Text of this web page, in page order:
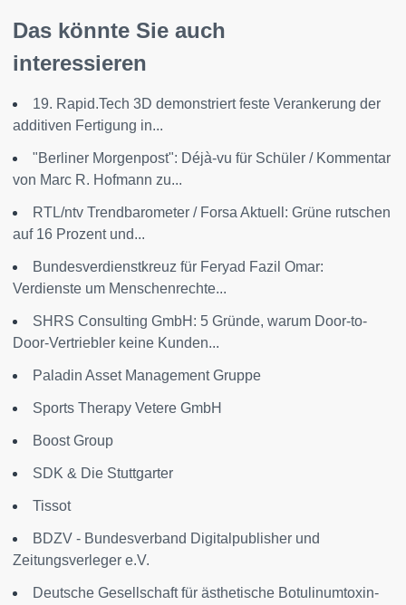
Das könnte Sie auch
interessieren
19. Rapid.Tech 3D demonstriert feste Verankerung der
additiven Fertigung in...
"Berliner Morgenpost": Déjà-vu für Schüler / Kommentar
von Marc R. Hofmann zu...
RTL/ntv Trendbarometer / Forsa Aktuell: Grüne rutschen
auf 16 Prozent und...
Bundesverdienstkreuz für Feryad Fazil Omar:
Verdienste um Menschenrechte...
SHRS Consulting GmbH: 5 Gründe, warum Door-to-
Door-Vertriebler keine Kunden...
Paladin Asset Management Gruppe
Sports Therapy Vetere GmbH
Boost Group
SDK & Die Stuttgarter
Tissot
BDZV - Bundesverband Digitalpublisher und
Zeitungsverleger e.V.
Deutsche Gesellschaft für ästhetische Botulinumtoxin-